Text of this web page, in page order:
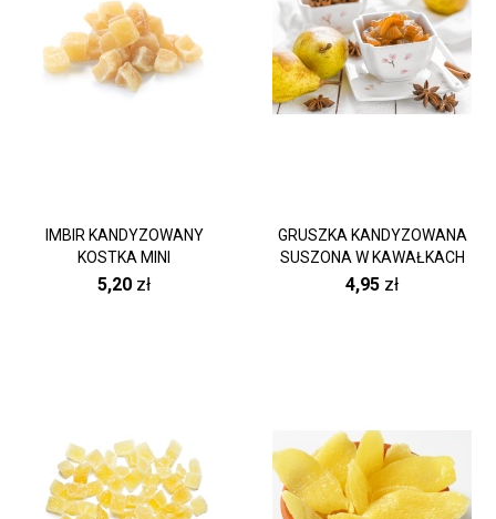
IMBIR KANDYZOWANY
KOSTKA MINI
5,20 zł
GRUSZKA KANDYZOWANA
SUSZONA W KAWAŁKACH
4,95 zł